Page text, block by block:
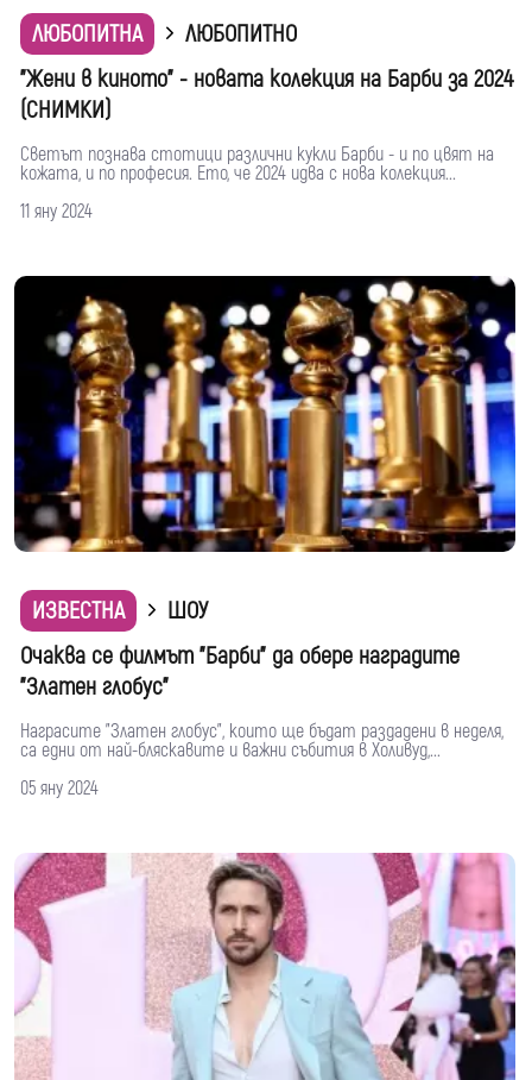
ЛЮБОПИТНА
ЛЮБОПИТНО
"Жени в киното" - новата колекция на Барби за 2024
(СНИМКИ)
Светът познава стотици различни кукли Барби - и по цвят на
кожата, и по професия. Ето, че 2024 идва с нова колекция...
11 яну 2024
ИЗВЕСТНА
ШОУ
Очаква се филмът "Барби" да обере наградите
"Златен глобус"
Награсите "Златен глобус", които ще бъдат раздадени в неделя,
са едни от най-бляскавите и важни събития в Холивуд,...
05 яну 2024